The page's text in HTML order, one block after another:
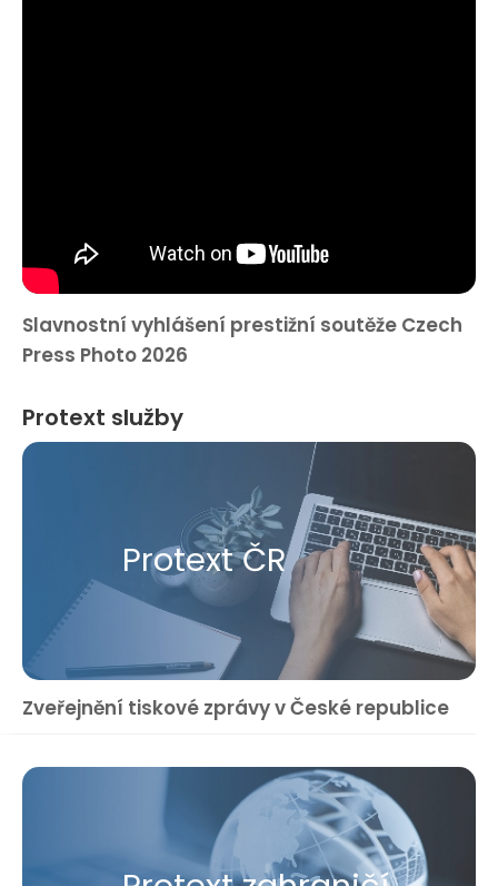
Slavnostní vyhlášení prestižní soutěže Czech
Press Photo 2026
Protext služby
Protext ČR
Zveřejnění tiskové zprávy v České republice